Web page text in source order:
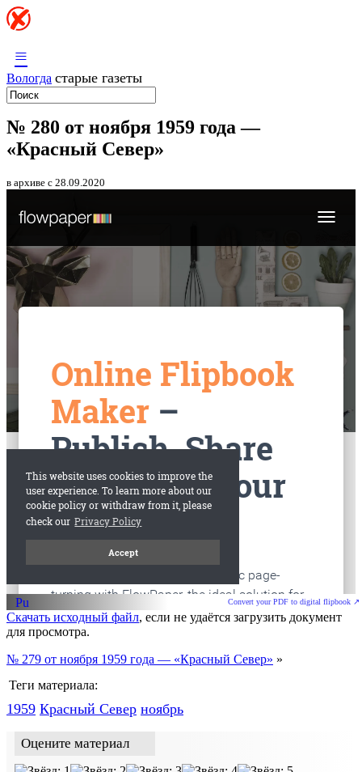
≡
Вологда старые газеты
№ 280 от ноября 1959 года —
«Красный Север»
в архиве с 28.09.2020
Convert your PDF to digital flipbook ↗
Скачать исходный файл, если не удаётся загрузить документ
для просмотра.
№ 279 от ноября 1959 года — «Красный Север» »
Теги материала:
1959 Красный Cевер ноябрь
Оцените материал